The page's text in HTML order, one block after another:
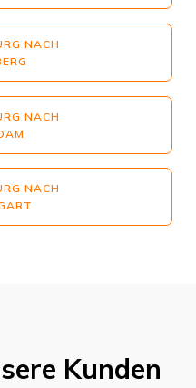
NACH
NACH
NACH
Kunden